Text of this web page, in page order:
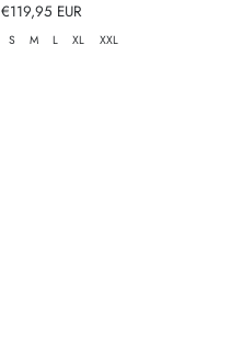
Normale
prijs
€119,95 EUR
S M L XL XXL